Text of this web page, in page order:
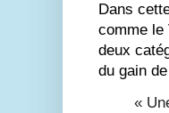
Dans
comme le
deux
du gain
«